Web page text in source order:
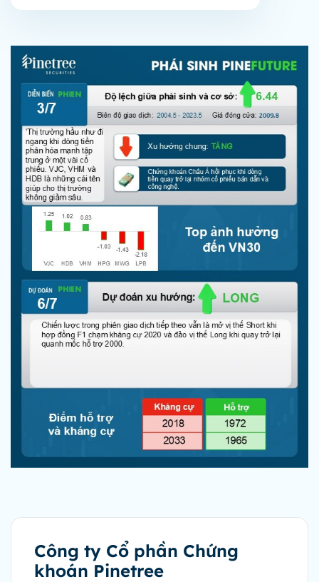
Công ty Cổ phần Chứng
khoán Pinetree